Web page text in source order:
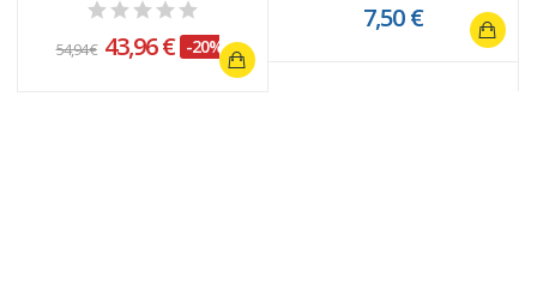
54,94 € 43,96 € -20%
7,50 €